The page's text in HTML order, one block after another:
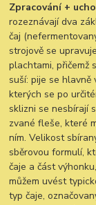
Zpracování +
rozeznávají dva
čaj
strojově se
plachtami, přičemž
suší: pije se hlavně
kterých se po
sklizni se nesbírají
zvané fleše, které
ním. Velikost
sběrovou formulí,
čaje a část
můžem uvést
typ čaje,